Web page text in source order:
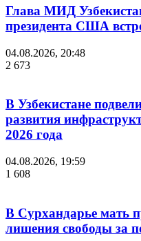
Глава МИД
президента США
04.08.2026, 20:48
2 673
В Узбекистане
развития
2026 года
04.08.2026, 19:59
1 608
В Сурхандарье мать
лишения свободы за